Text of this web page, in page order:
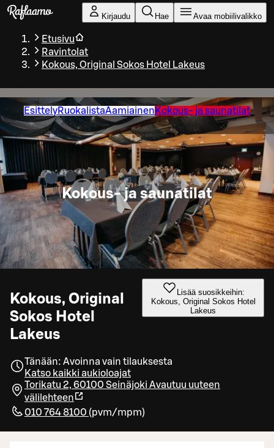
Siirry pääsisältöön
Kirjaudu Hae Avaa mobiilivalikko
Etusivu
Ravintolat
Kokous, Original Sokos Hotel Lakeus
EsittelyRuokalistaAamiainen Kokous- ja saunatilat
Kokous- ja saunatilat
Kokous, Original
Sokos Hotel
Lakeus
Lisää suosikkeihin:
Kokous, Original Sokos Hotel
Lakeus
Tänään: Avoinna vain tilauksesta
Katso kaikki aukioloajat
Torikatu 2, 60100 Seinäjoki Avautuu uuteen
välilehteen
010 764 8100 (pvm/mpm)